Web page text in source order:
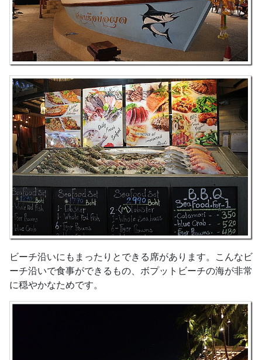
ビーチ沿いにもまったりとできる席があります。こんなビ
ーチ沿いで食事ができるもの、ボプットビーチの海が非常
に穏やかなためです。